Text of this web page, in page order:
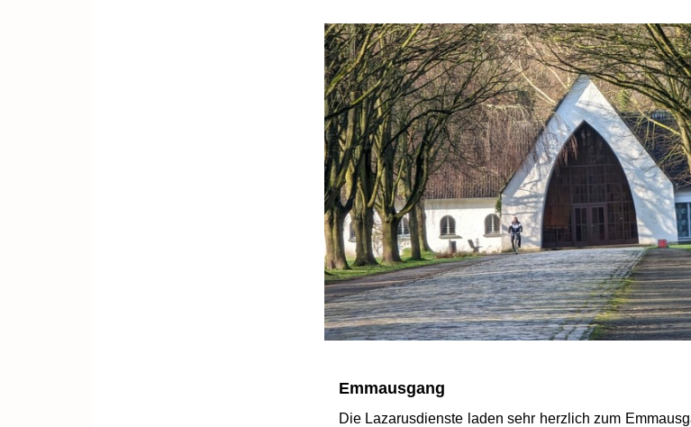
Emmausgang
Die Lazarusdienste laden sehr herzlich zum